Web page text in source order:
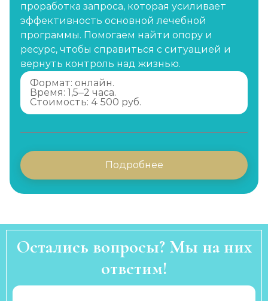
проработка запроса, которая усиливает
эффективность основной лечебной
программы. Помогаем найти опору и
ресурс, чтобы справиться с ситуацией и
вернуть контроль над жизнью.
Формат: онлайн.
Время: 1,5–2 часа.
Стоимость: 4 500 руб.
Подробнее
Остались вопросы? Мы на них
ответим!